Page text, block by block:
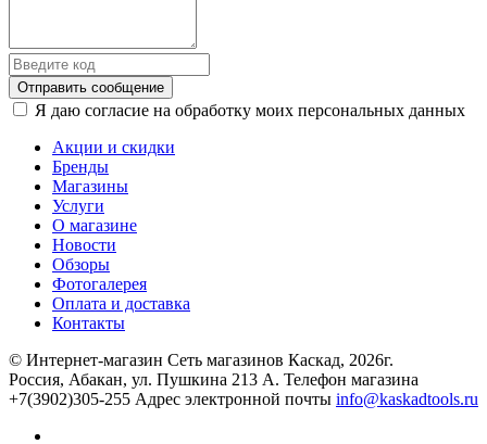
Отправить сообщение
Я даю согласие на обработку моих персональных данных
Акции и скидки
Бренды
Магазины
Услуги
О магазине
Новости
Обзоры
Фотогалерея
Оплата и доставка
Контакты
© Интернет-магазин Сеть магазинов Каскад, 2026г.
Россия, Абакан, ул. Пушкина 213 А. Телефон магазина
+7(3902)305-255 Адрес электронной почты info@kaskadtools.ru